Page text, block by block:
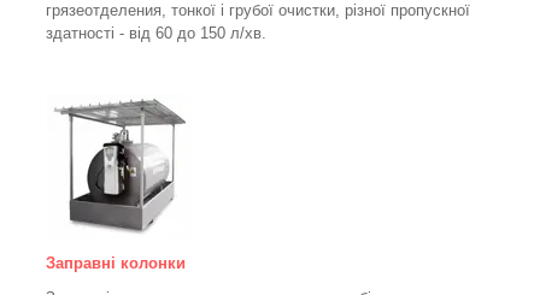
грязеотделения, тонкої і грубої очистки, різної пропускної
здатності - від 60 до 150 л/хв.
Заправні колонки